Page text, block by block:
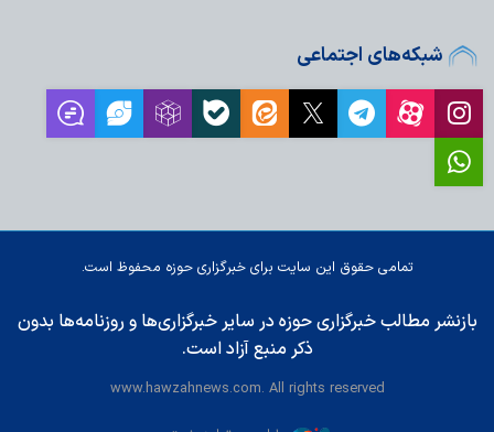
شبکه‌های اجتماعی
تمامی حقوق این سایت برای خبرگزاری حوزه محفوظ است.
بازنشر مطالب خبرگزاری حوزه در سایر خبرگزاری‌ها و روزنامه‌ها بدون
ذکر منبع آزاد است.
www.hawzahnews.com. All rights reserved